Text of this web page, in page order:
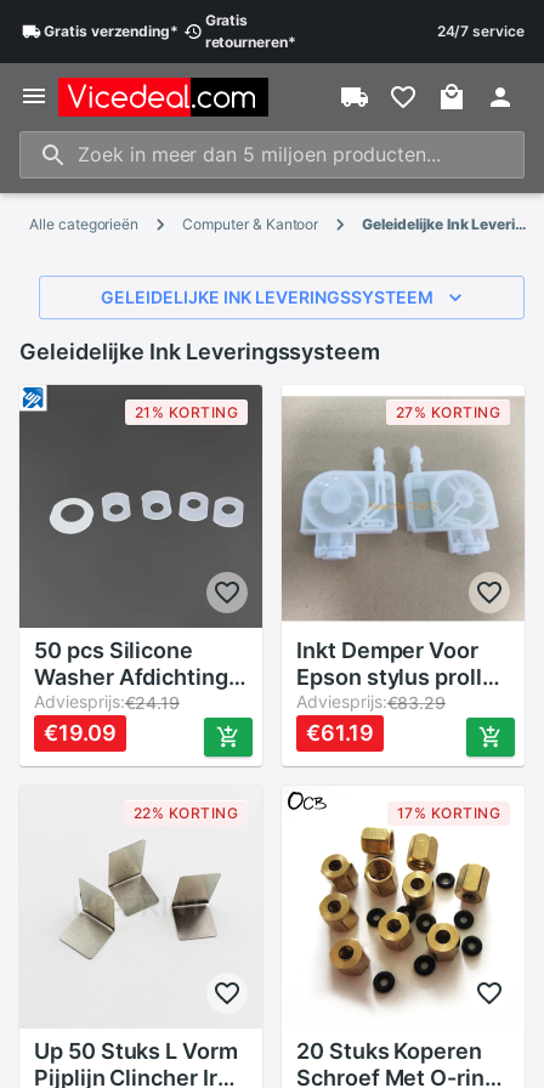
Gratisverzending*
Gratis
retourneren*
24/7 service
Alle categorieën Computer & Kantoor Geleidelijke Ink Leveringssysteem
GELEIDELIJKE INK LEVERINGSSYSTEEM
Geleidelijke Ink Leveringssysteem
21% KORTING
50 pcs Silicone
Washer Afdichting
Pad voor HP 920
178 364 564 862
CISS CIS navulbare
hermetische rubber
Adviesprijs:€24.19
€19.09
27% KORTING
Inkt Demper Voor
Epson stylus proll
4800 4880 4880c
7880C 9800 9880c
9800 7880 9880
Adviesprijs:€83.29
€61.19
22% KORTING
Up 50 Stuks L Vorm
Pijplijn Clincher Iron
17% KORTING
20 Stuks Koperen
Schroef Met O-ring